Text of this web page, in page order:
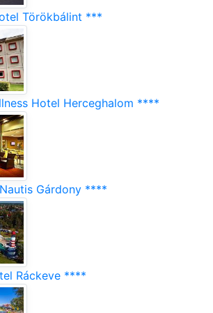
Törökbálint ***
Hotel Herceghalom ****
Gárdony ****
Ráckeve ****